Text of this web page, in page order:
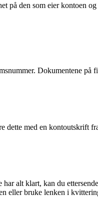
på den som eier kontoen
Dokumentene på
med en kontoutskrift
alt klart, kan du
bruke lenken i